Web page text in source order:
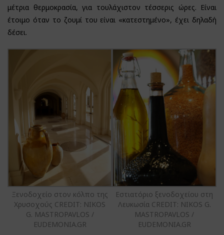
μέτρια θερμοκρασία, για τουλάχιστον τέσσερις ώρες. Είναι
έτοιμο όταν το ζουμί του είναι «κατεστημένο», έχει δηλαδή
δέσει.
Ξενοδοχείο στον κόλπο της
Χρυσοχούς CREDIT: NIKOS
G. MASTROPAVLOS /
EUDEMONIA.GR
Εστιατόριο ξενοδοχείου στη
Λευκωσία CREDIT: NIKOS G.
MASTROPAVLOS /
EUDEMONIA.GR